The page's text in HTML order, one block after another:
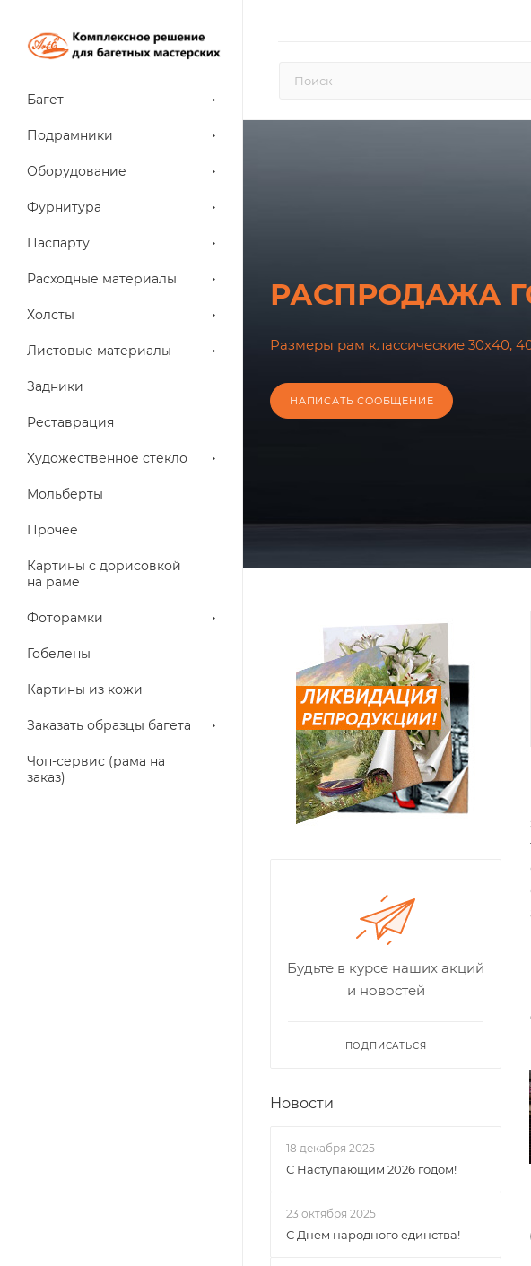
Багет
Подрамники
Оборудование
Фурнитура
Паспарту
Расходные материалы
Холсты
Листовые материалы
Задники
Реставрация
Художественное стекло
Мольберты
Прочее
Картины с дорисовкой
на раме
Фоторамки
Гобелены
Картины из кожи
Заказать образцы багета
Чоп-сервис (рама на
заказ)
РАСПРОДАЖА
Размеры рам классические 30х40,
НАПИСАТЬ СООБЩЕНИЕ
Будьте в курсе наших акций
и новостей
ПОДПИСАТЬСЯ
Новости
18 декабря 2025
С Наступающим 2026 годом!
23 октября 2025
С Днем народного единства!